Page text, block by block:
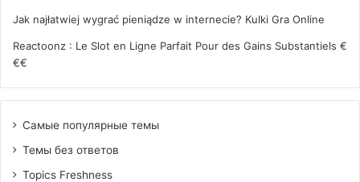
Jak najłatwiej wygrać pieniądze w internecie? Kulki Gra Online
Reactoonz : Le Slot en Ligne Parfait Pour des Gains Substantiels €
€€
Самые популярные темы
Темы без ответов
Topics Freshness